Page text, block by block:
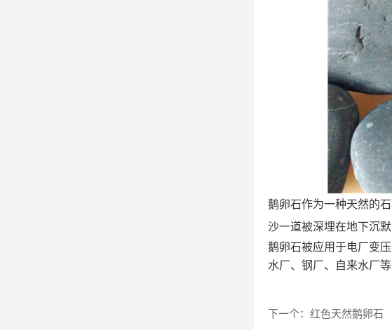
鹅卵石作为一种天然的
沙一道被深埋在地下沉
鹅卵石被应用于电厂变
水厂、钢厂、自来水厂等
下一个： 红色天然鹅卵石